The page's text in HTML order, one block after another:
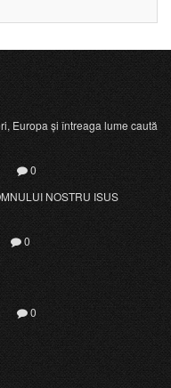
Europa și întreaga lume caută
0
NOSTRU ISUS
0
0